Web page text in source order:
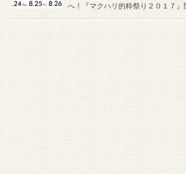
へ！『マクハリ的粋祭り２０１７』